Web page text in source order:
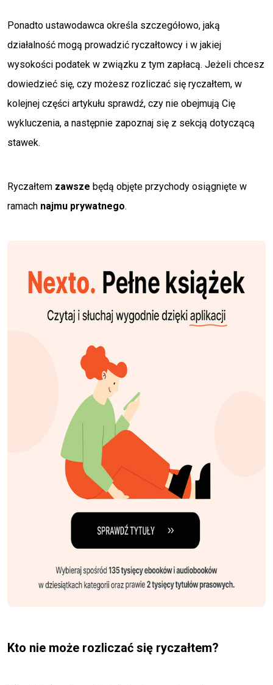
Ponadto ustawodawca określa szczegółowo, jaką
działalność mogą prowadzić ryczałtowcy i w jakiej
wysokości podatek w związku z tym zapłacą. Jeżeli chcesz
dowiedzieć się, czy możesz rozliczać się ryczałtem, w
kolejnej części artykułu sprawdź, czy nie obejmują Cię
wykluczenia, a następnie zapoznaj się z sekcją dotyczącą
stawek.
Ryczałtem zawsze będą objęte przychody osiągnięte w
ramach najmu prywatnego.
Kto nie może rozliczać się ryczałtem?